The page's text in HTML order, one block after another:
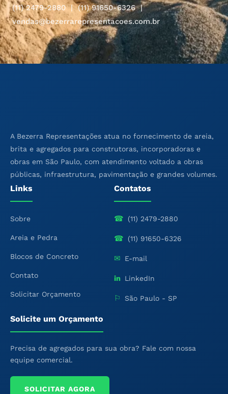
(11) 2479-2880 | (11) 91650-6326 |
vendas@bezerrarepresentacoes.com.br
A Bezerra Representações atua no fornecimento de areia,
brita e agregados para construtoras, incorporadoras e
obras em São Paulo, com atendimento voltado a obras
públicas, infraestrutura, pavimentação e grandes volumes.
Links
Sobre
Areia e Pedra
Blocos de Concreto
Contato
Solicitar Orçamento
Contatos
☎ (11) 2479-2880
☎ (11) 91650-6326
✉ E-mail
in LinkedIn
⚐ São Paulo - SP
Solicite um Orçamento
Precisa de agregados para sua obra? Fale com nossa
equipe comercial.
SOLICITAR AGORA